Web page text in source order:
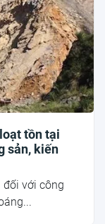
tồn tại
sản, kiến
đối với công